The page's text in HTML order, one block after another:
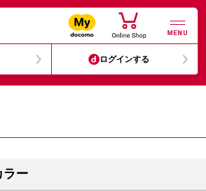
MENU
ログインする
ラー